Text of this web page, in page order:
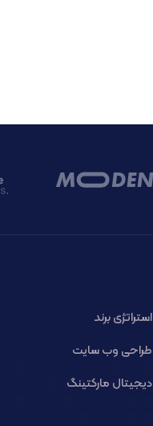
استراتژی برند
طراحی وب سایت
دیجیتال مارکتینگ